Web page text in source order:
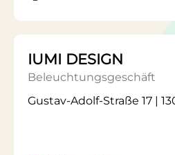
IUMI DESIGN
Beleuchtungsgeschäft
Gustav-Adolf-Straße 17 |